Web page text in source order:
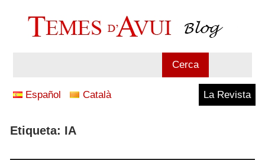
Temes
Cerca
Español Català La Revista
Etiqueta: IA